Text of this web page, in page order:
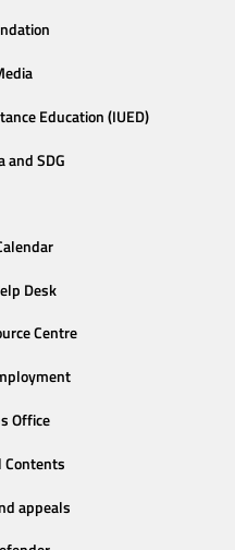
Education (IUED)
and SDG
Desk
Centre
Office
Contents
appeals